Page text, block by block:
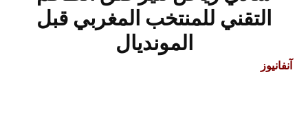
التقني للمنتخب المغربي قبل
المونديال
آنفانيوز